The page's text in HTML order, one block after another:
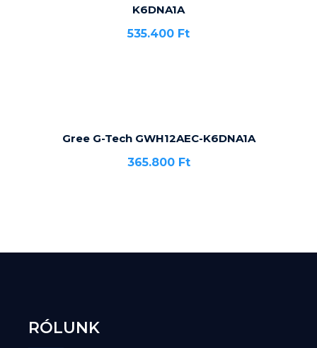
K6DNA1A
535.400 Ft
Gree G-Tech GWH12AEC-K6DNA1A
365.800 Ft
RÓLUNK